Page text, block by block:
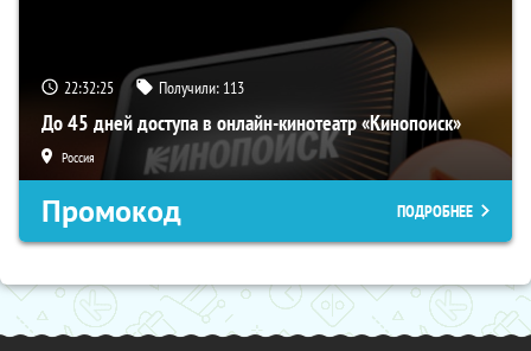
22:32:24 Получили: 113
До 45 дней доступа в онлайн-кинотеатр «Кинопоиск»
Россия
Промокод ПОДРОБНЕЕ